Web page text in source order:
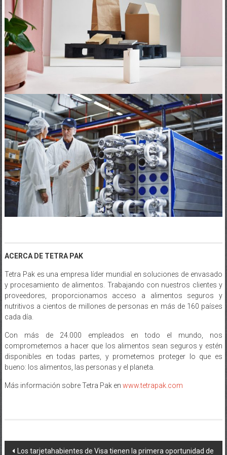
Tetra Pak es una empresa líder mundial en soluciones de envasado
proveedores, proporcionamos acceso a alimentos seguros y
nutritivos a cientos de millones de personas en más de 160 países
cada día.
Con más de 24.000 empleados en todo el mundo, nos
disponibles en todas partes, y prometemos proteger lo que es
bueno: los alimentos, las personas y el planeta.
Más información sobre Tetra Pak en www.tetrapak.com
deinscribirse para obtener entradas para la Copa Mundial de la
FIFA 26™